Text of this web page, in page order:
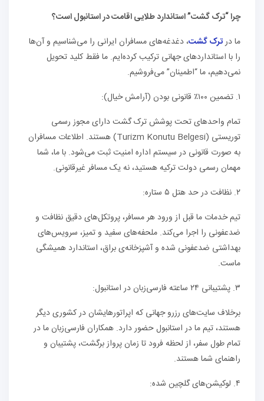
چرا “ترک گشت” استاندارد طلایی اقامت در استانبول است؟
ما درترک گشت، دغدغه‌های مسافران ایرانی را می‌شناسیم و آن‌ها
را با استانداردهای جهانی ترکیب کرده‌ایم. ما فقط کلید تحویل
نمی‌دهیم، ما “اطمینان” می‌فروشیم.
۱. تضمین ۱۰۰٪ قانونی بودن (آرامش خیال):
تمام واحدهای تحت پوشش ترک گشت دارای مجوز رسمی
توریستی (Turizm Konutu Belgesi) هستند. اطلاعات مسافران
به صورت قانونی در سیستم اداره امنیت ثبت می‌شود. با ما، شما
مهمان رسمی دولت ترکیه هستید، نه یک مسافر غیرقانونی.
۲. نظافت در حد هتل ۵ ستاره:
تیم خدمات ما قبل از ورود هر مسافر، پروتکل‌های دقیق نظافت و
ضدعفونی را اجرا می‌کند. ملحفه‌های سفید و تمیز، سرویس‌های
بهداشتی ضدعفونی شده و آشپزخانه‌ی براق، استاندارد همیشگی
ماست.
۳. پشتیبانی ۲۴ ساعته فارسی‌زبان در استانبول:
برخلاف سایت‌های رزرو جهانی که اپراتورهایشان در کشوری دیگر
هستند، تیم ما در استانبول حضور دارد. همکاران فارسی‌زبان ما در
تمام طول سفر، از لحظه فرود تا زمان پرواز برگشت، پشتیبان و
راهنمای شما هستند.
۴. لوکیشن‌های گلچین شده: